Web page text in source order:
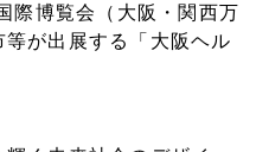
際博覧会（大阪・関西万
が出展する「大阪ヘル